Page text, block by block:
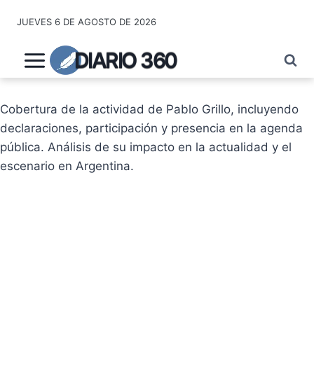
contenido
JUEVES 6 DE AGOSTO DE 2026
DIARIO 360
Cobertura de la actividad de Pablo Grillo, incluyendo
declaraciones, participación y presencia en la agenda
pública. Análisis de su impacto en la actualidad y el
escenario en Argentina.